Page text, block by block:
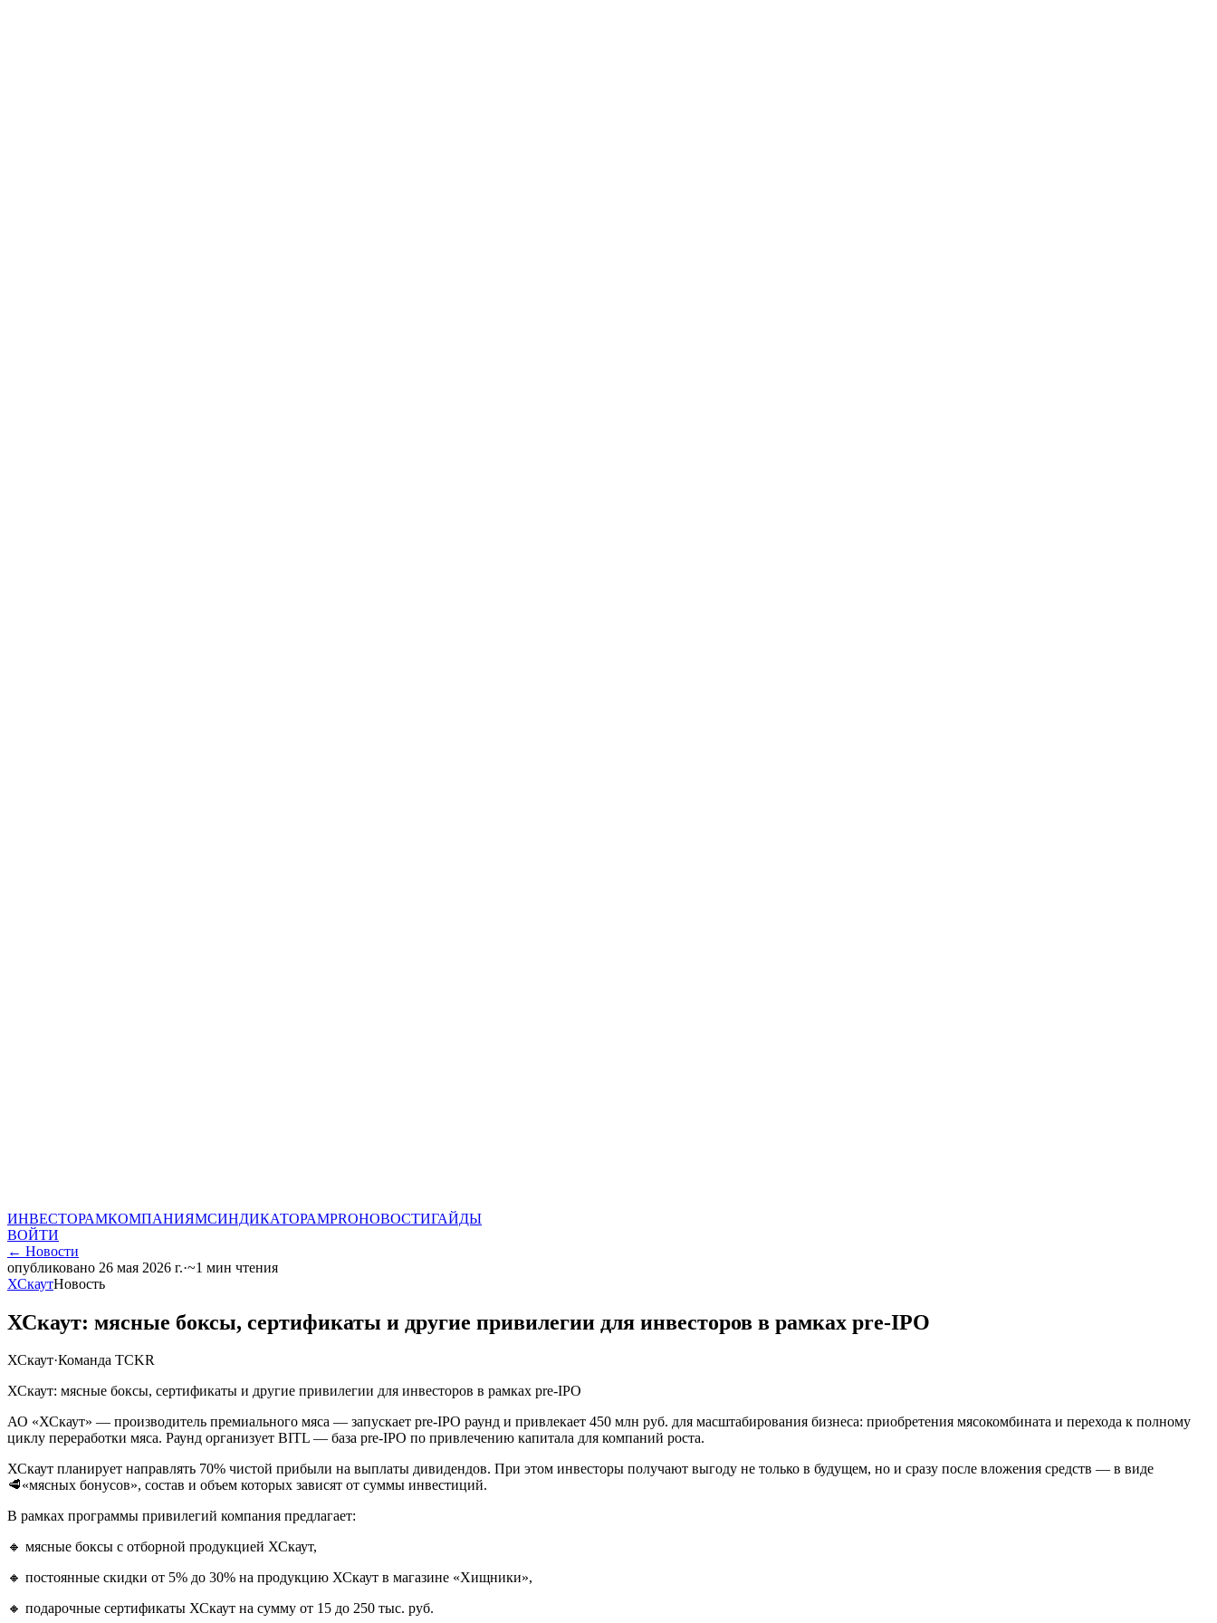
ИНВЕСТОРАМКОМПАНИЯМСИНДИКАТОРАМPROНОВОСТИГАЙДЫ
ВОЙТИ
← Новости
опубликовано 26 мая 2026 г.·~1 мин чтения
ХСкаутНовость
ХСкаут: мясные боксы, сертификаты и другие привилегии для инвесторов в рамках pre‑IPO
ХСкаут·Команда TCKR
ХСкаут: мясные боксы, сертификаты и другие привилегии для инвесторов в рамках pre‑IPO
АО «ХСкаут» — производитель премиального мяса — запускает pre‑IPO раунд и привлекает 450 млн руб. для масштабирования бизнеса: приобретения мясокомбината и перехода к полному
циклу переработки мяса. Раунд организует BITL — база pre-IPO по привлечению капитала для компаний роста.
ХСкаут планирует направлять 70% чистой прибыли на выплаты дивидендов. При этом инвесторы получают выгоду не только в будущем, но и сразу после вложения средств — в виде
🥩«мясных бонусов», состав и объем которых зависят от суммы инвестиций.
В рамках программы привилегий компания предлагает:
🔸 мясные боксы с отборной продукцией ХСкаут,
🔸 постоянные скидки от 5% до 30% на продукцию ХСкаут в магазине «Хищники»,
🔸 подарочные сертификаты ХСкаут на сумму от 15 до 250 тыс. руб.